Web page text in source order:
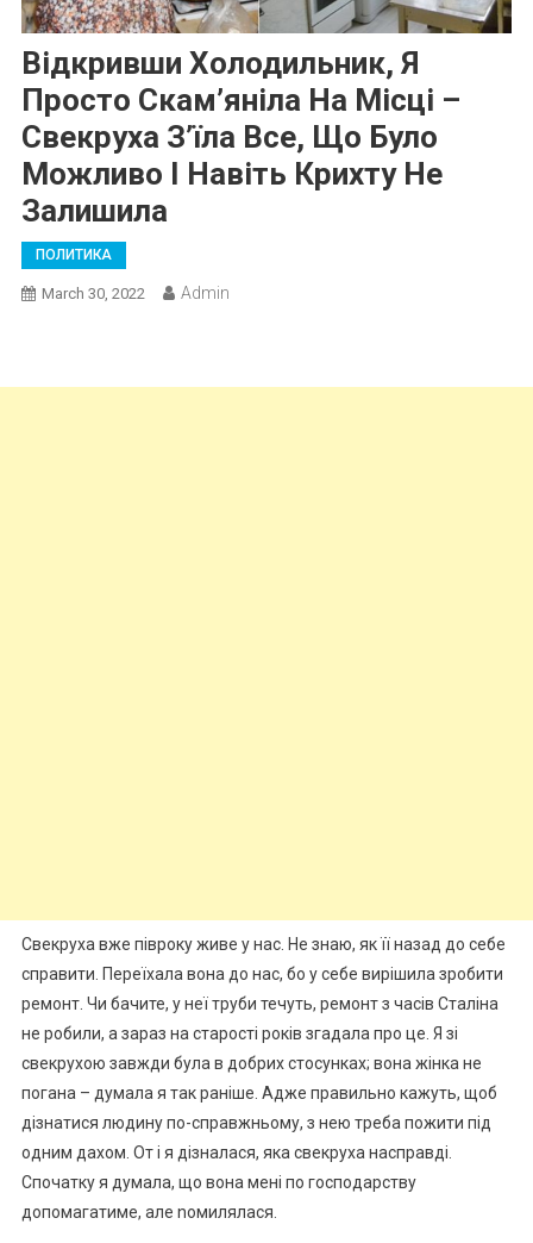
Відкривши Холодильник, Я
Просто Скам’яніла На Місці –
Свекруха З’їла Все, Що Було
Можливо І Навіть Крихту Не
Залишила
ПОЛИТИКА
March 30, 2022 Admin
Свекруха вже півроку живе у нас. Не знаю, як її назад до себе
справити. Переїхала вона до нас, бо у себе вирішила зробити
ремонт. Чи бачите, у неї труби течуть, ремонт з часів Сталіна
не робили, а зараз на старості років згадала про це. Я зі
свекрухою завжди була в добрих стосунках; вона жінка не
погана – думала я так раніше. Адже правильно кажуть, щоб
дізнатися людину по-справжньому, з нею треба пожити під
одним дахом. От і я дізналася, яка свекруха насправді.
Спочатку я думала, що вона мені по господарству
допомагатиме, але nомилялася.